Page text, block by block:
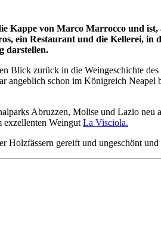
Kappe von Marco Marrocco und ist,
ein Restaurant und die Kellerei, in
darstellen.
Blick zurück in die Weingeschichte
schon im Königreich Neapel
Abruzzen, Molise und Lazio neu
exzellenten WeingutLa Visciola.
Holzfässern gereift und ungeschönt